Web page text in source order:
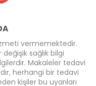
vermemektedir.
sağlık bilgi
Makaleler tedavi
herhangi bir tedavi
kişiler bu uyarıları